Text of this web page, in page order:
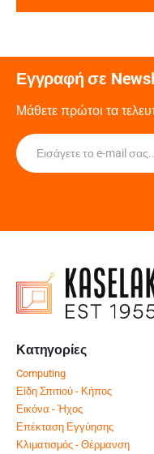
Εγγραφή σε
Μάθετε πρώτοι τα
Κατηγορίες
Computing
Είδη Σπιτιού - Κήπος
Εικόνα - Ήχος
Επέκταση Εγγύησης
Κλιματισμός - Θέρμανση